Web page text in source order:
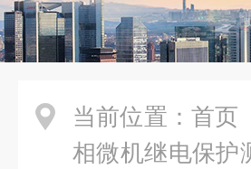
当前位置： 首页
相微机继电保护